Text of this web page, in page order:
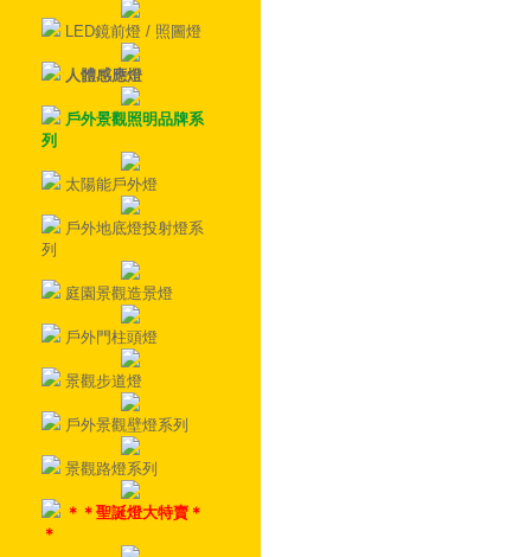
LED鏡前燈 / 照圖燈
人體感應燈
戶外景觀照明品牌系
列
太陽能戶外燈
戶外地底燈投射燈系
列
庭園景觀造景燈
戶外門柱頭燈
景觀步道燈
戶外景觀壁燈系列
景觀路燈系列
＊＊聖誕燈大特賣＊
＊